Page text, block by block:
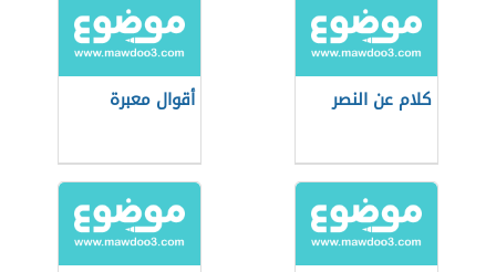
كلام عن النصر أقوال معبرة